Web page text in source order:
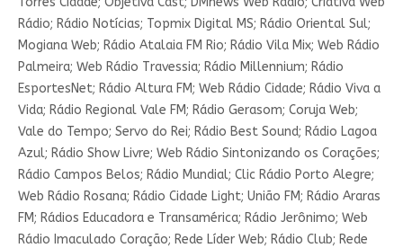
Rádio; Rádio Notícias; Topmix Digital MS; Rádio Oriental Sul;
Mogiana Web; Rádio Atalaia FM Rio; Rádio Vila Mix; Web Rádio
Palmeira; Web Rádio Travessia; Rádio Millennium; Rádio
EsportesNet; Rádio Altura FM; Web Rádio Cidade; Rádio Viva a
Vida; Rádio Regional Vale FM; Rádio Gerasom; Coruja Web;
Vale do Tempo; Servo do Rei; Rádio Best Sound; Rádio Lagoa
Azul; Rádio Show Livre; Web Rádio Sintonizando os Corações;
Rádio Campos Belos; Rádio Mundial; Clic Rádio Porto Alegre;
Web Rádio Rosana; Rádio Cidade Light; União FM; Rádio Araras
FM; Rádios Educadora e Transamérica; Rádio Jerônimo; Web
Rádio Imaculado Coração; Rede Líder Web; Rádio Club; Rede